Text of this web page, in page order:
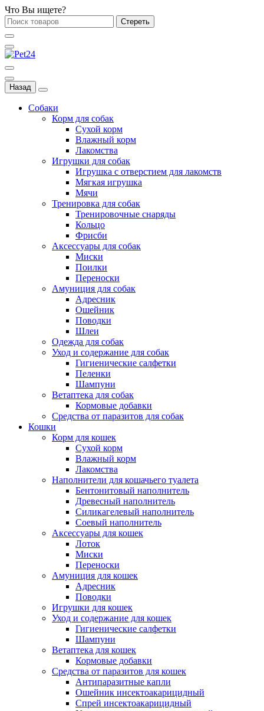
Что Вы ищете?
Стереть
Назад
Собаки
Корм для собак
Сухой корм
Влажный корм
Лакомства
Игрушки для собак
Игрушка с отверстием для лакомств
Мягкая игрушка
Мячи
Тренировка для собак
Тренировочные снаряды
Кольцо
Фрисби
Аксессуары для собак
Миски
Поилки
Переноски
Амуниция для собак
Адресник
Ошейник
Поводки
Шлеи
Одежда для собак
Уход и содержание для собак
Гигиенические салфетки
Пеленки
Шампуни
Ветаптека для собак
Кормовые добавки
Средства от паразитов для собак
Кошки
Корм для кошек
Сухой корм
Влажный корм
Лакомства
Наполнители для кошачьего туалета
Бентонитовый наполнитель
Древесный наполнитель
Силикагелевый наполнитель
Соевый наполнитель
Аксессуары для кошек
Лоток
Миски
Переноски
Амуниция для кошек
Адресник
Поводки
Игрушки для кошек
Уход и содержание для кошек
Гигиенические салфетки
Шампуни
Ветаптека для кошек
Кормовые добавки
Средства от паразитов для кошек
Антипаразитные капли
Ошейник инсектоакарицидный
Спрей инсектоакарицидный